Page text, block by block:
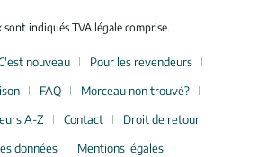
sont indiqués TVA légale comprise.
nouveau
Pour les revendeurs
FAQ
Morceau non trouvé?
A-Z Contact
Droit de retour
données
Mentions légales